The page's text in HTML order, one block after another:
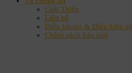
Giới Thiệu
Liên hệ
Điều khoản & Điều kiện
Chính sách bảo mật